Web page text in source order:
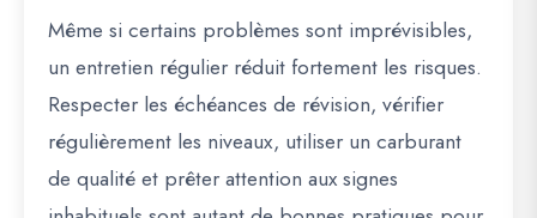
Même si certains problèmes sont imprévisibles,
un entretien régulier réduit fortement les risques.
Respecter les échéances de révision, vérifier
régulièrement les niveaux, utiliser un carburant
de qualité et prêter attention aux signes